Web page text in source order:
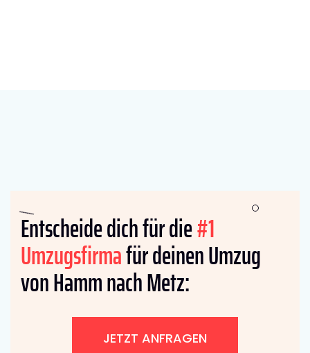
Entscheide dich für die#1
Umzugsfirmafür deinen Umzug
von Hamm nach Metz:
JETZT ANFRAGEN